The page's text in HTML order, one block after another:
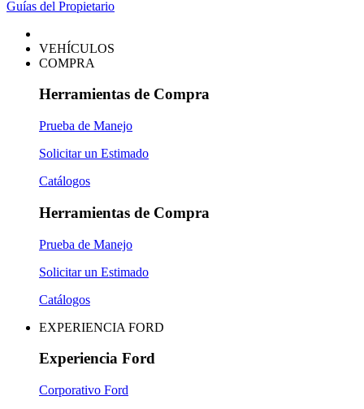
Guías del Propietario
VEHÍCULOS
COMPRA
Herramientas de Compra
Prueba de Manejo
Solicitar un Estimado
Catálogos
Herramientas de Compra
Prueba de Manejo
Solicitar un Estimado
Catálogos
EXPERIENCIA FORD
Experiencia Ford
Corporativo Ford